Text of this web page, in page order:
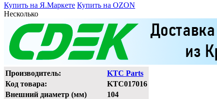
Купить на Я.Маркете Купить на OZON
Несколько
Производитель:
KTC Parts
Код товара:
KTC017016
Внешний диаметр (мм)
104